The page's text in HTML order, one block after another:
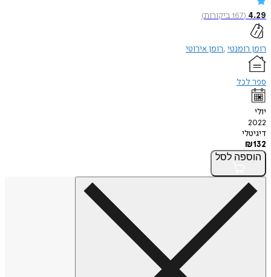
4.29
(
167ביקורות)
רומן רומנטי רומן אירוטי
ספר לכל
יולי
2022
דיגיטלי
₪132
הוספה לסל